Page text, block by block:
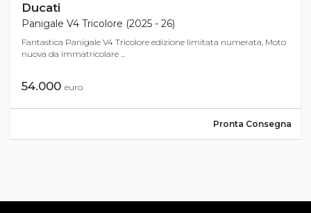
Ducati
Panigale V4 Tricolore (2025 - 26)
Fantastica Panigale V4 Tricolore edizione limitata numerata, Moto
nuova da immatricolare ...
54.000 euro
Pronta Consegna